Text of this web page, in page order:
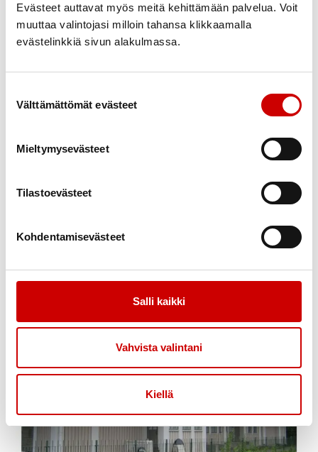
Evästeet auttavat myös meitä kehittämään palvelua. Voit
muuttaa valintojasi milloin tahansa klikkaamalla
evästelinkkiä sivun alakulmassa.
Välttämättömät evästeet
Mieltymysevästeet
Tilastoevästeet
Kohdentamisevästeet
Salli kaikki
Vahvista valintani
Kiellä